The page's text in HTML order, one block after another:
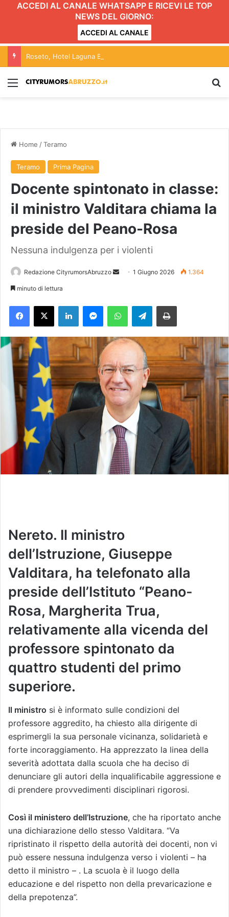
ACCEDI AL CANALE WHATSAPP E RICEVI LE TOP
NEWS DEL GIORNO:
ACCEDI AL CANALE
Menu
Home /Teramo
Teramo Prima Pagina
Docente spintonato in classe:
il ministro Valditara chiama la
preside del Peano-Rosa
Nessuna indulgenza per i violenti
Redazione CityrumorsAbruzzo
a
n
e
m
a
i
1 Giugno 2026 1.364
minuto di lettura
Telegram
Nereto. Il ministro
dell’Istruzione, Giuseppe
Valditara, ha telefonato alla
preside dell’Istituto “Peano-
Rosa, Margherita Trua,
relativamente alla vicenda del
professore spintonato da
quattro studenti del primo
superiore.
Il ministro si è informato sulle condizioni del
professore aggredito, ha chiesto alla dirigente di
esprimergli la sua personale vicinanza, solidarietà e
forte incoraggiamento. Ha apprezzato la linea della
severità adottata dalla scuola che ha deciso di
denunciare gli autori della inqualificabile aggressione e
di prendere provvedimenti disciplinari rigorosi.
Così il ministero dell’Istruzione, che ha riportato anche
una dichiarazione dello stesso Valditara. “Va
ripristinato il rispetto della autorità dei docenti, non vi
può essere nessuna indulgenza verso i violenti – ha
detto il ministro – . La scuola è il luogo della
educazione e del rispetto non della prevaricazione e
della prepotenza”.